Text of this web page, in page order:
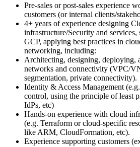
Pre-sales or post-sales experience
customers (or internal clients/
4+ years of experience designing
infrastructure/Security and
GCP, applying best practices in
networking, including:
Architecting, designing, deploying,
networks and connectivity (VPC/
segmentation, private connectivity).
Identity & Access Management
control, using the principle of least
IdPs, etc)
Hands-on experience with cloud
(e.g. Terraform or cloud-specific
like ARM, CloudFormation, etc).
Experience supporting customers